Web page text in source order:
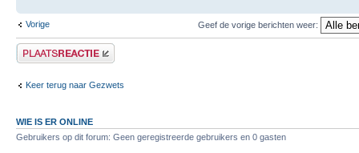
Vorige Geef de vorige berichten weer:
Plaats een reactie
Keer terug naar Gezwets
WIE IS ER ONLINE
Gebruikers op dit forum: Geen geregistreerde gebruikers en 0 gasten